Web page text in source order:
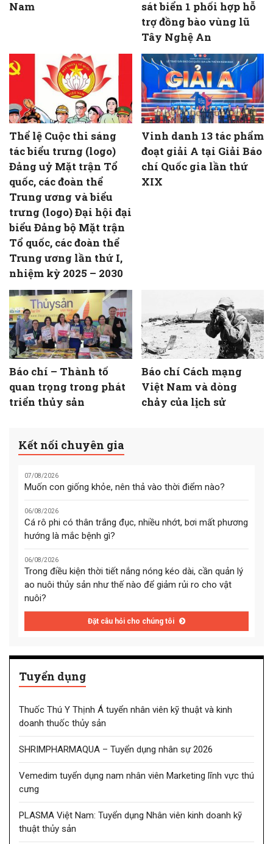
Nam
sát biển 1 phối hợp hỗ
trợ đồng bào vùng lũ
Tây Nghệ An
Thể lệ Cuộc thi sáng
tác biểu trưng (logo)
Đảng uỷ Mặt trận Tổ
quốc, các đoàn thể
Trung ương và biểu
trưng (logo) Đại hội đại
biểu Đảng bộ Mặt trận
Tổ quốc, các đoàn thể
Trung ương lần thứ I,
nhiệm kỳ 2025 – 2030
Vinh danh 13 tác phẩm
đoạt giải A tại Giải Báo
chí Quốc gia lần thứ
XIX
Báo chí – Thành tố
quan trọng trong phát
triển thủy sản
Báo chí Cách mạng
Việt Nam và dòng
chảy của lịch sử
Kết nối chuyên gia
07/08/2026
Muốn con giống khỏe, nên thả vào thời điểm nào?
06/08/2026
Cá rô phi có thân trắng đục, nhiều nhớt, bơi mất phương
hướng là mắc bệnh gì?
06/08/2026
Trong điều kiện thời tiết nắng nóng kéo dài, cần quản lý
ao nuôi thủy sản như thế nào để giảm rủi ro cho vật
nuôi?
Đặt câu hỏi cho chúng tôi
Tuyển dụng
Thuốc Thú Y Thịnh Á tuyển nhân viên kỹ thuật và kinh
doanh thuốc thủy sản
SHRIMPHARMAQUA – Tuyển dụng nhân sự 2026
Vemedim tuyển dụng nam nhân viên Marketing lĩnh vực thú
cưng
PLASMA Việt Nam: Tuyển dụng Nhân viên kinh doanh kỹ
thuật thủy sản